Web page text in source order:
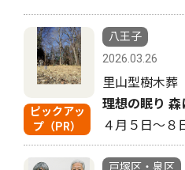
ピックアッ
プ（PR）
八王子
2026.03.26
里山型樹木葬
理想の眠り 森
４月５日〜
戸塚区・泉区